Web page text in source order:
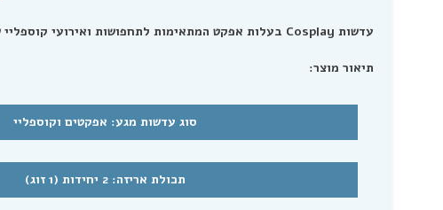
עדשות Cosplay בעלות אפקט המתאימות לתחפושות ואירועי קוספליי שונים.
תיאור מוצר:
סוג עדשות מגע: אפקטים וקוספליי
תכולת אריזה: 2 יחידות (1 זוג)